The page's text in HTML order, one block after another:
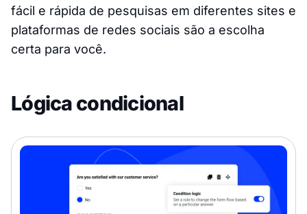
fácil e rápida de pesquisas em diferentes sites e
plataformas de redes sociais são a escolha
certa para você.
Lógica condicional